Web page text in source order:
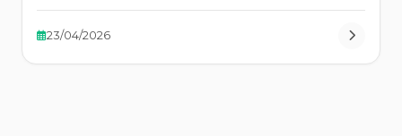
TRƯỜNG ĐA TRÍ TUỆ MIS
23/04/2026